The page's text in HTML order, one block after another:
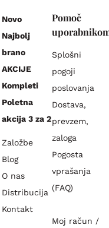
Novo
Najbolj
brano
AKCIJE
Kompleti
Poletna
akcija 3 za 2
Založbe
Blog
O nas
Distribucija
Kontakt
Pomoč
Splošni
pogoji
poslovanja
Dostava,
prevzem,
zaloga
Pogosta
vprašanja
(FAQ)
Moj račun /